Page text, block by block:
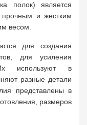
полок) является
прочным и жестким
весом.
для создания
для усиления
используют в
разные детали
представлены в
размеров